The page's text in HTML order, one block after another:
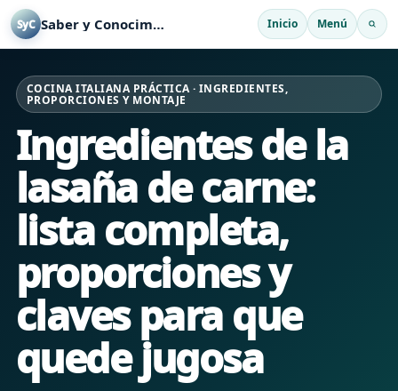
SyC Saber y Conocimiento Inicio Menú
COCINA ITALIANA PRÁCTICA · INGREDIENTES,
PROPORCIONES Y MONTAJE
Ingredientes de la
lasaña de carne:
lista completa,
proporciones y
claves para que
quede jugosa